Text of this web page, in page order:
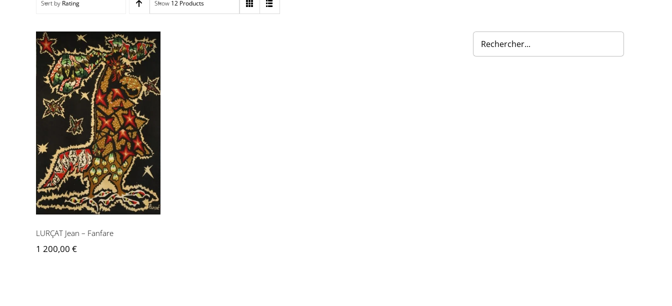
Sort by Rating Show 12 Products
LURÇAT Jean – Fanfare
LURÇAT Jean – Fanfare
1 200,00 €